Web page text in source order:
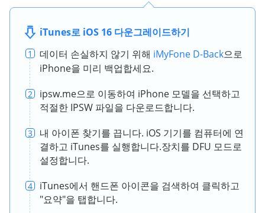
iTunes로 iOS 16 다운그레이드하기
1 데이터 손실하지 않기 위해 iMyFone D-Back으로
iPhone을 미리 백업합세요.
2
ipsw.me으로 이동하여 iPhone 모델을 선택하고
적절한 IPSW 파일을 다운로드합니다.
3
내 아이폰 찾기를 끕니다. iOS 기기를 컴퓨터에 연
결하고 iTunes를 실행합니다.장치를 DFU 모드로
설정합니다.
4
iTunes에서 핸드폰 아이콘을 검색하여 클릭하고
"요약"을 탭합니다.